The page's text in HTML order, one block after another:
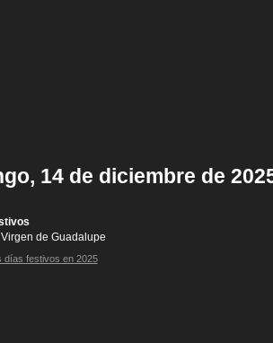
14 de diciembre de
de Guadalupe
días festivos en 2025